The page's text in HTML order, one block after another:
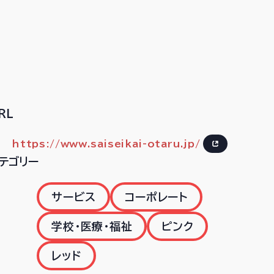
https://www.saiseikai-otaru.jp/
ゴリー
サービス コーポレート
学校・医療・福祉 ピンク
レッド